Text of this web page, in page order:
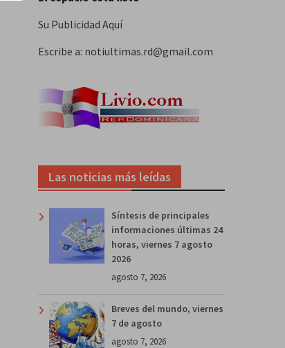
Su Publicidad Aquí
Escribe a: notiultimas.rd@gmail.com
Las noticias más leídas
Síntesis de principales
informaciones últimas 24
horas, viernes 7 agosto
2026
agosto 7, 2026
Breves del mundo, viernes
7 de agosto
agosto 7, 2026